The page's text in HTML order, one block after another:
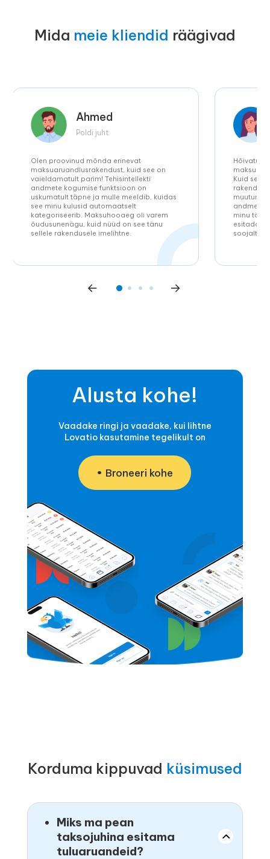
Mida meie kliendid räägivad
Ahmed
Poldi juht
Olen proovinud mõnda erinevat
maksuaruandlusrakendust, kuid see on
vaieldamatult parim! Tehisintellekti
andmete kogumise funktsioon on
uskumatult täpne ja mulle meeldib, kuidas
see minu kulusid automaatselt
kategoriseerib. Maksuhooaeg oli varem
õudusunenägu, kuid nüüd on see tänu
sellele rakendusele imelihtne.
Hõivatud
Kuid
rakendust
andmete
minu
esitada
soojalt!
Alusta kohe!
Vaadake ringi ja vaadake, kui lihtne
Lovatio kasutamine tegelikult on
Broneeri kohe
Korduma kippuvad küsimused
Miks ma pean
taksojuhina esitama
tuluaruandeid?